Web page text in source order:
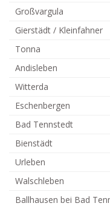
Großvargula
Gierstädt / Kleinfahner
Tonna
Andisleben
Witterda
Eschenbergen
Bad Tennstedt
Bienstädt
Urleben
Walschleben
Ballhausen bei Bad